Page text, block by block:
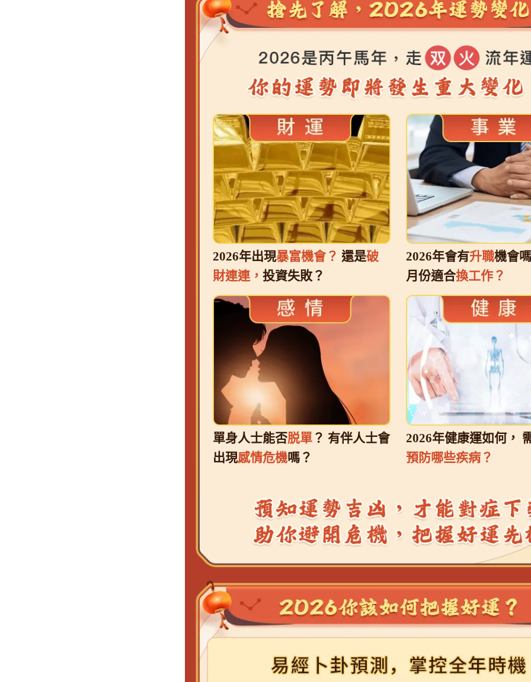
2026年出現暴富機會？ 還是破
財連連， 投資失敗？
2026年會有升職機會
月份適合換工作？
單身人士能否脱單？ 有伴人士會
出現感情危機嗎？
2026年健康運如何，
預防哪些疾病？